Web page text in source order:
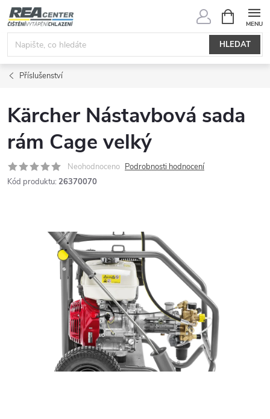
Přejít
na
obsah
HLEDAT
NÁKUPNÍ
KOŠÍK
Příslušenství
Kärcher Nástavbová sada
rám Cage velký
Neohodnoceno Podrobnosti hodnocení
Kód produktu: 26370070